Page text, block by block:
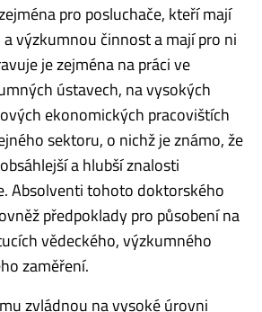
pro posluchače, kteří mají
výzkumnou činnost a mají pro ni
je zejména na práci ve
ústavech, na vysokých
ekonomických pracovištích
sektoru, o nichž je známo, že
a hlubší znalosti
Absolventi tohoto doktorského
předpoklady pro působení na
vědeckého, výzkumného
zaměření.
zvládnou na vysoké úrovni